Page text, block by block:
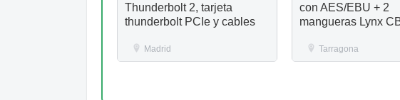
Thunderbolt 2, tarjeta
thunderbolt PCIe y cables
Madrid
con AES/EBU + 2
mangueras Lynx
Tarragona